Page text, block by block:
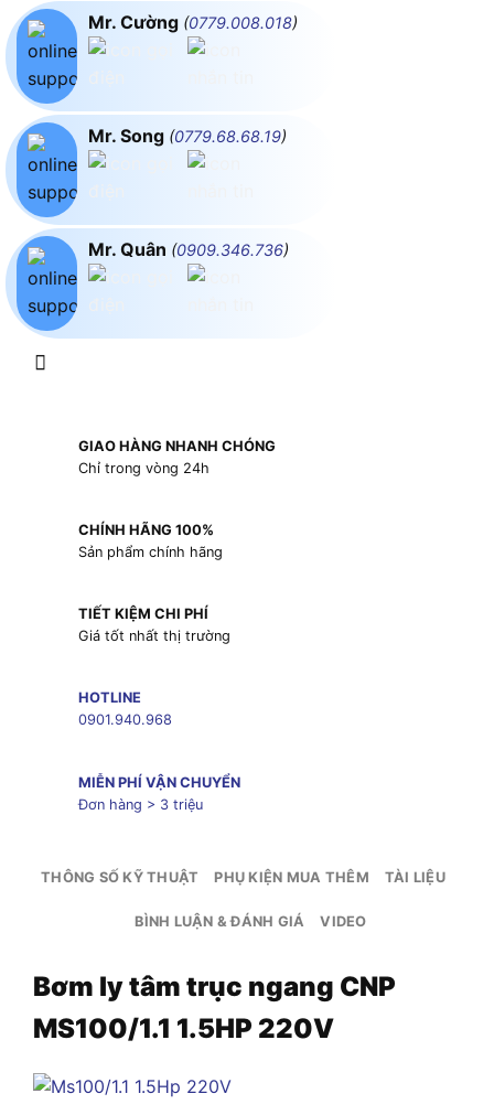
Mr. Cường (0779.008.018)
Mr. Song (0779.68.68.19)
Mr. Quân (0909.346.736)
GIAO HÀNG NHANH CHÓNG
Chỉ trong vòng 24h
CHÍNH HÃNG 100%
Sản phẩm chính hãng
TIẾT KIỆM CHI PHÍ
Giá tốt nhất thị trường
HOTLINE
0901.940.968
MIỄN PHÍ VẬN CHUYỂN
Đơn hàng > 3 triệu
THÔNG SỐ KỸ THUẬT PHỤ KIỆN MUA THÊM TÀI LIỆU
BÌNH LUẬN & ĐÁNH GIÁ VIDEO
Bơm ly tâm trục ngang CNP
MS100/1.1 1.5HP 220V